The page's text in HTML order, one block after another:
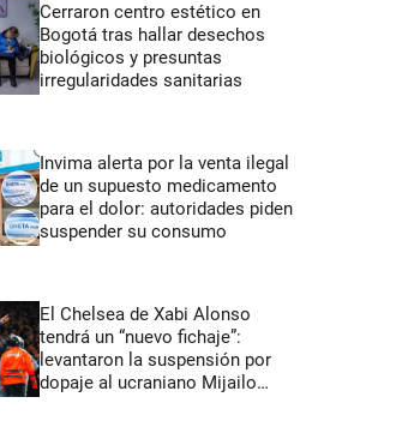
Cerraron centro estético en
Bogotá tras hallar desechos
biológicos y presuntas
irregularidades sanitarias
Invima alerta por la venta ilegal
de un supuesto medicamento
para el dolor: autoridades piden
suspender su consumo
El Chelsea de Xabi Alonso
tendrá un “nuevo fichaje”:
levantaron la suspensión por
dopaje al ucraniano Mijailo